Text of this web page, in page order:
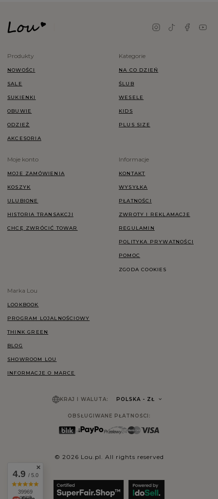
Produkty
NOWOŚCI
SALE
SUKIENKI
OBUWIE
ODZIEŻ
AKCESORIA
Kategorie
NA CO DZIEŃ
ŚLUB
WESELE
KIDS
PLUS SIZE
Moje konto
MOJE ZAMÓWIENIA
KOSZYK
ULUBIONE
HISTORIA TRANSAKCJI
CHCĘ ZWRÓCIĆ TOWAR
Informacje
KONTAKT
WYSYŁKA
PŁATNOŚCI
ZWROTY I REKLAMACJE
REGULAMIN
POLITYKA PRYWATNOŚCI
POMOC
ZGODA COOKIES
Marka Lou
LOOKBOOK
PROGRAM LOJALNOŚCIOWY
THINK GREEN
BLOG
SHOWROOM LOU
INFORMACJE O MARCE
KRAJ I WALUTA: POLSKA - ZŁ
OBSŁUGIWANE PŁATNOŚCI:
© 2026 Lou.pl. All rights reserved
4.9 / 5.0
39969
opinii